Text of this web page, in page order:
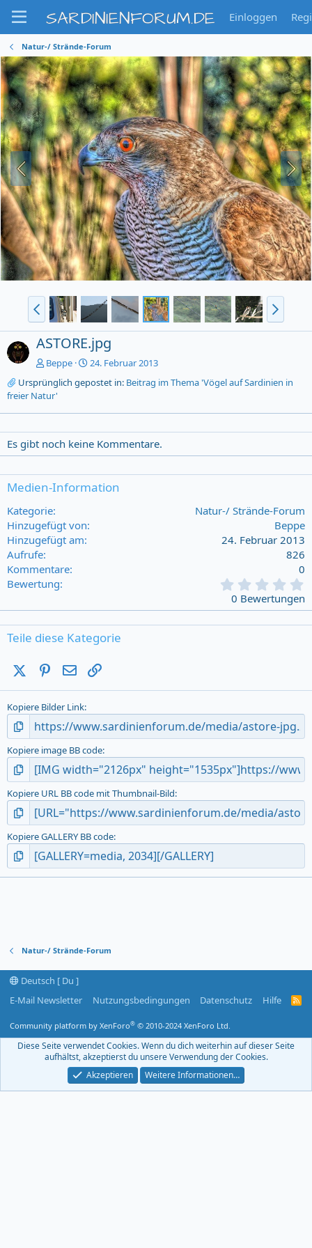
SARDINIENFORUM.DE Einloggen
Natur-/ Strände-Forum
ASTORE.jpg
Beppe
24. Februar 2013
Ursprünglich gepostet in: Beitrag im Thema 'Vögel auf Sardinien in
freier Natur'
Es gibt noch keine Kommentare.
Medien-Information
Kategorie
Natur-/ Strände-Forum
Hinzugefügt von
Beppe
Hinzugefügt am
24. Februar 2013
Aufrufe
826
Kommentare
0
Bewertung
0
0
0 Bewertungen
Teile diese Kategorie
X (Twitter)Pinterest
E-Mail
Kopiere Bilder Link
Kopiere image BB code
Kopiere URL BB code mit Thumbnail-Bild
Kopiere GALLERY BB code
Natur-/ Strände-Forum
Deutsch [ Du ]
E-Mail Newsletter
Nutzungsbedingungen Datenschutz Hilfe
R
F
Community platform by XenForo® © 2010-2024 XenForo Ltd.
Diese Seite verwendet Cookies. Wenn du dich weiterhin auf dieser Seite
aufhältst, akzeptierst du unsere Verwendung der Cookies.
Akzeptieren
Weitere Informationen…